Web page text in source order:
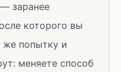
заранее
которого вы
же попытку и
меняете способ